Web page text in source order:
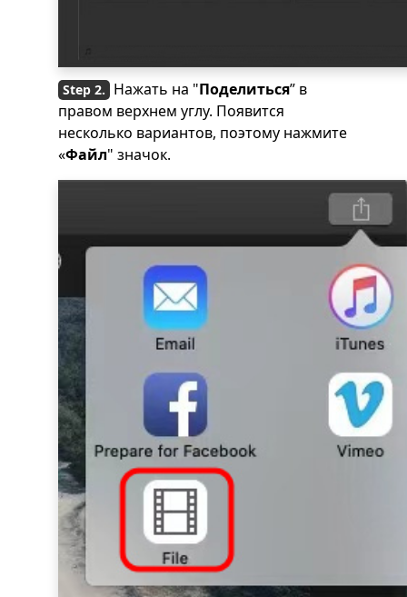
Нажать на "Поделиться” в
правом верхнем углу. Появится
несколько вариантов, поэтому нажмите
«Файл" значок.